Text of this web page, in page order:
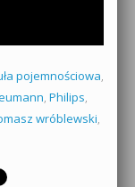
pojemnościowa,
, Philips,
wróblewski,